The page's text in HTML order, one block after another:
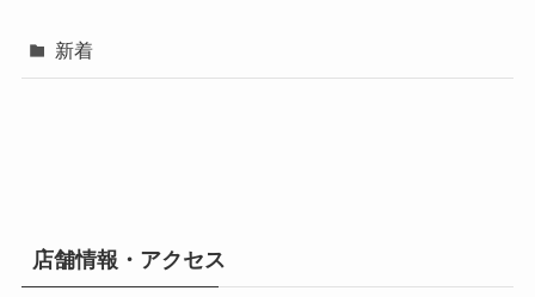
新着
店舗情報・アクセス